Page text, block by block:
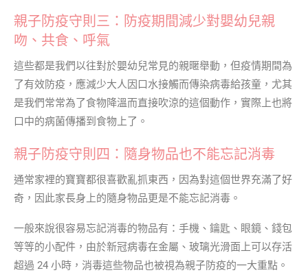
親子防疫守則三：防疫期間減少對嬰幼兒親
吻、共食、呼氣
這些都是我們以往對於嬰幼兒常見的親暱舉動，但疫情期間為
了有效防疫，應減少大人因口水接觸而傳染病毒給孩童，尤其
是我們常常為了食物降溫而直接吹涼的這個動作，實際上也將
口中的病菌傳播到食物上了。
親子防疫守則四：隨身物品也不能忘記消毒
通常家裡的寶寶都很喜歡亂抓東西，因為對這個世界充滿了好
奇，因此家長身上的隨身物品更是不能忘記消毒。
一般來說很容易忘記消毒的物品有：手機、鑰匙、眼鏡、錢包
等等的小配件，由於新冠病毒在金屬、玻璃光滑面上可以存活
超過 24 小時，消毒這些物品也被視為親子防疫的一大重點。